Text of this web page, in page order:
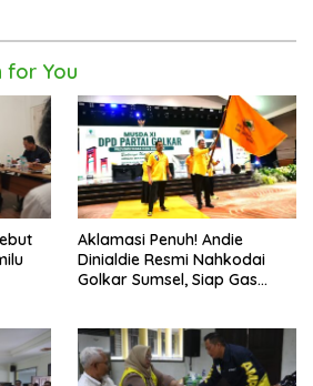
for You
Aklamasi Penuh! Andie
Dinialdie Resmi Nahkodai
Golkar Sumsel, Siap Gas